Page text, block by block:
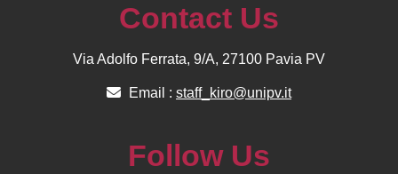
Contact Us
Via Adolfo Ferrata, 9/A, 27100 Pavia PV
Email : staff_kiro@unipv.it
Follow Us